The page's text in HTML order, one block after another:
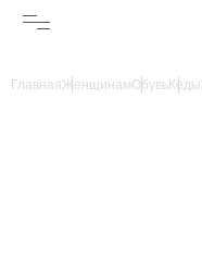
ГлавнаяЖенщинамОбувьКеды